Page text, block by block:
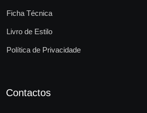
Ficha Técnica
Livro de Estilo
Política de Privacidade
Contactos